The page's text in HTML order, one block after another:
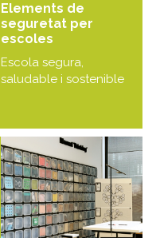
Elements de
seguretat per
escoles
Escola segura,
saludable i sostenible